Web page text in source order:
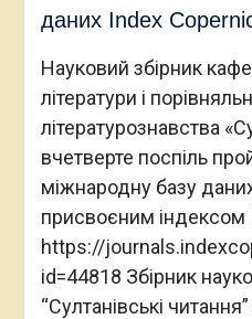
даних Index
Науковий збірник
літератури і
літературознавства
вчетверте поспіль
міжнародну базу
присвоєним індексом
https://
id=44818 Збірник
“Султанівські